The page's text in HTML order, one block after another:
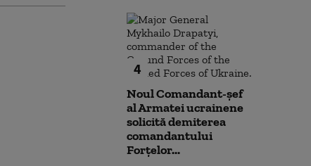
4
Noul Comandant-șef
al Armatei ucrainene
solicită demiterea
comandantului
Forțelor...